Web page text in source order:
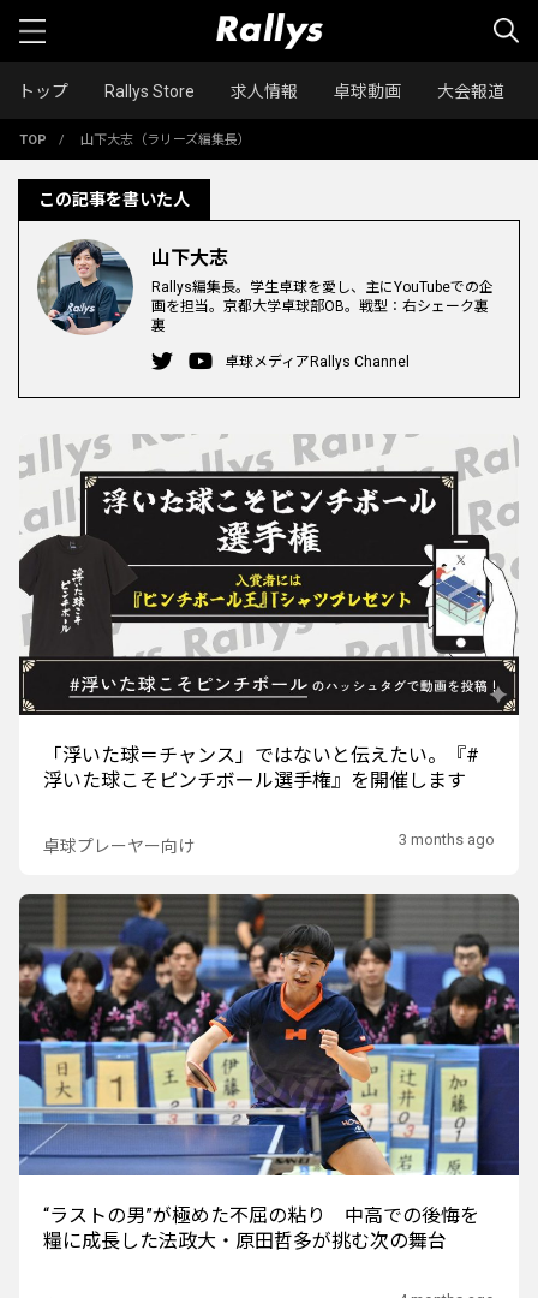
トップ Rallys Store 求人情報 卓球動画 大会報道
TOP / 山下大志（ラリーズ編集長）
この記事を書いた人
山下大志
Rallys編集長。学生卓球を愛し、主にYouTubeでの企
画を担当。京都大学卓球部OB。戦型：右シェーク裏
裏
卓球メディアRallys Channel
「浮いた球＝チャンス」ではないと伝えたい。『#
浮いた球こそピンチボール選手権』を開催します
卓球プレーヤー向け 3 months ago
“ラストの男”が極めた不屈の粘り 中高での後悔を
糧に成長した法政大・原田哲多が挑む次の舞台